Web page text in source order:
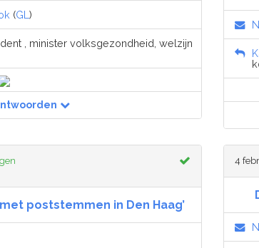
(GL )
, minister volksgezondheid, welzijn
poststemmen in Den Haag’
4